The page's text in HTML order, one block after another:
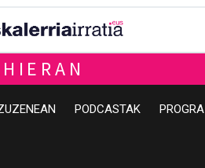
PODCASTAK